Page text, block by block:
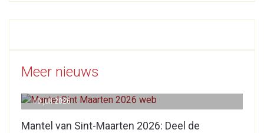
Meer nieuws
Mantel van Sint-Maarten 2026: Deel de
10 juli 2026